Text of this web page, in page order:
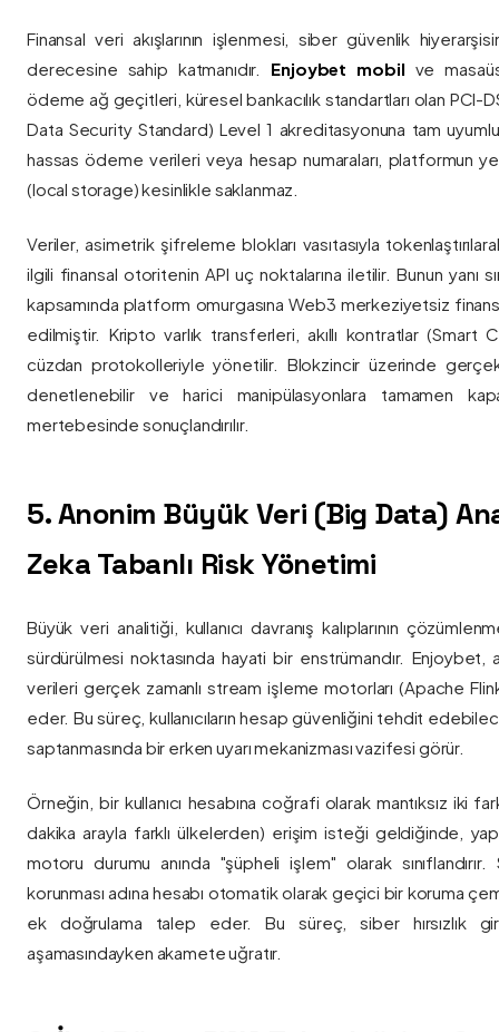
Finansal veri akışlarının işlenmesi, siber güvenlik
derecesine sahip katmanıdır. Enjoybet mobil ve
ödeme ağ geçitleri, küresel bankacılık standartları olan PCI-
Data Security Standard) Level 1 akreditasyonuna tam
hassas ödeme verileri veya hesap numaraları, platformun
(local storage) kesinlikle saklanmaz.
Veriler, asimetrik şifreleme blokları vasıtasıyla
ilgili finansal otoritenin API uç noktalarına iletilir. Bunun yanı
kapsamında platform omurgasına Web3 merkeziyetsiz
edilmiştir. Kripto varlık transferleri, akıllı kontratlar (Smart
cüzdan protokolleriyle yönetilir. Blokzincir üzerinde
denetlenebilir ve harici manipülasyonlara tamamen
mertebesinde sonuçlandırılır.
5. Anonim Büyük Veri (Big Data)
Zeka Tabanlı Risk Yönetimi
Büyük veri analitiği, kullanıcı davranış kalıplarının
sürdürülmesi noktasında hayati bir enstrümandır. Enjoybet,
verileri gerçek zamanlı stream işleme motorları (Apache Flink
eder. Bu süreç, kullanıcıların hesap güvenliğini tehdit
saptanmasında bir erken uyarı mekanizması vazifesi görür.
Örneğin, bir kullanıcı hesabına coğrafi olarak mantıksız iki
dakika arayla farklı ülkelerden) erişim isteği geldiğinde,
motoru durumu anında "şüpheli işlem" olarak sınıflandırır.
korunması adına hesabı otomatik olarak geçici bir koruma
ek doğrulama talep eder. Bu süreç, siber hırsızlık
aşamasındayken akamete uğratır.